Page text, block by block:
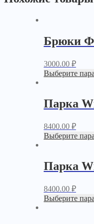
Брюки
3000.00 ₽
Выберите
Парка
8400.00 ₽
Выберите
Парка
8400.00 ₽
Выберите